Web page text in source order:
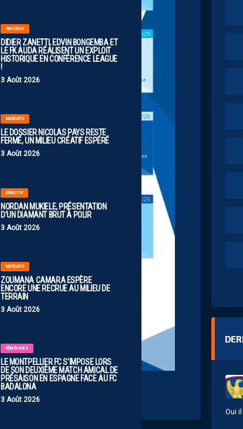
ANCIENS
DIDIER ZANETTI, EDVIN BONGEMBA ET
LE FK AUDA RÉALISENT UN EXPLOIT
HISTORIQUE EN CONFÉRENCE LEAGUE
!
3 Août 2026
MERCATO
LE DOSSIER NICOLAS PAYS RESTE
FERMÉ, UN MILIEU CRÉATIF ESPÉRÉ
3 Août 2026
EFFECTIF
NORDAN MUKIELE, PRÉSENTATION
D’UN DIAMANT BRUT À POLIR
3 Août 2026
MERCATO
ZOUMANA CAMARA ESPÈRE
ENCORE UNE RECRUE AU MILIEU DE
TERRAIN
3 Août 2026
FÉMININES
LE MONTPELLIER FC S’IMPOSE LORS
DE SON DEUXIÈME MATCH AMICAL DE
PRÉSAISON EN ESPAGNE FACE AU FC
BADALONA
3 Août 2026
Oui